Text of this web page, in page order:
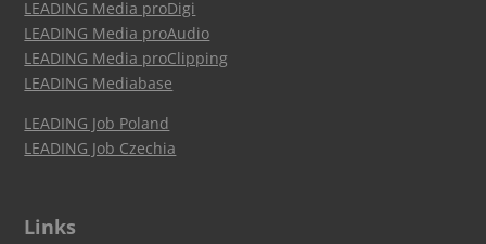
LEADING Media proDigi
LEADING Media proAudio
LEADING Media proClipping
LEADING Mediabase
LEADING Job Poland
LEADING Job Czechia
Links